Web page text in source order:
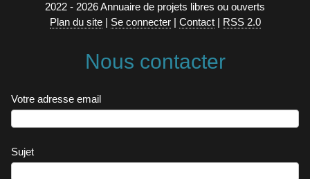
2022 - 2026 Annuaire de projets libres ou ouverts
Plan du site| Se connecter| Contact| RSS 2.0
Nous contacter
Votre adresse email
Sujet